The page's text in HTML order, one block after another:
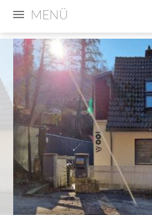
MENÜ